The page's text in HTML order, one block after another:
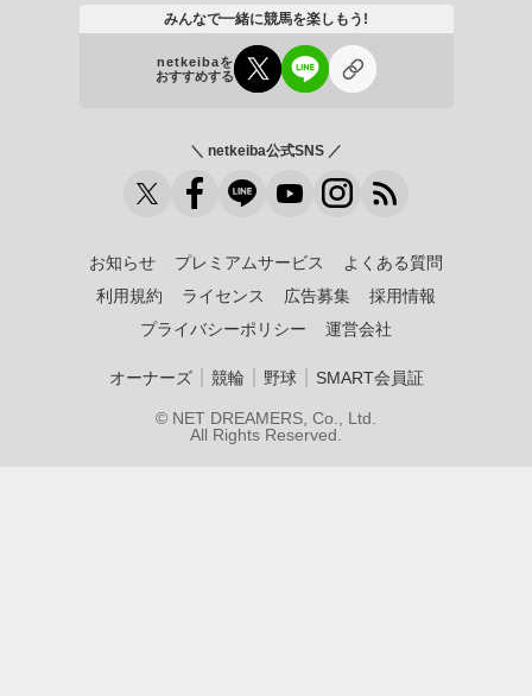
みんなで一緒に競馬を楽しもう!
netkeibaを
おすすめする
＼ netkeiba公式SNS ／
お知らせ プレミアムサービス
よくある質問
利用規約
ライセンス 広告募集
採用情報
プライバシーポリシー
運営会社
オーナーズ｜ 競輪 野球｜ SMART会員証
© NET DREAMERS, Co., Ltd.
All Rights Reserved.